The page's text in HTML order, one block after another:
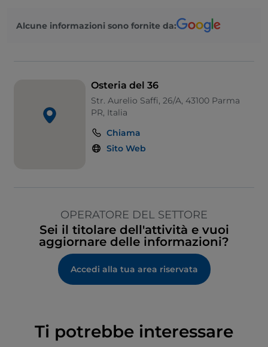
Alcune informazioni sono fornite da:
Osteria del 36
Str. Aurelio Saffi, 26/A, 43100 Parma
PR, Italia
Chiama
Sito Web
OPERATORE DEL SETTORE
Sei il titolare dell'attività e vuoi
aggiornare delle informazioni?
Accedi alla tua area riservata
Ti potrebbe interessare